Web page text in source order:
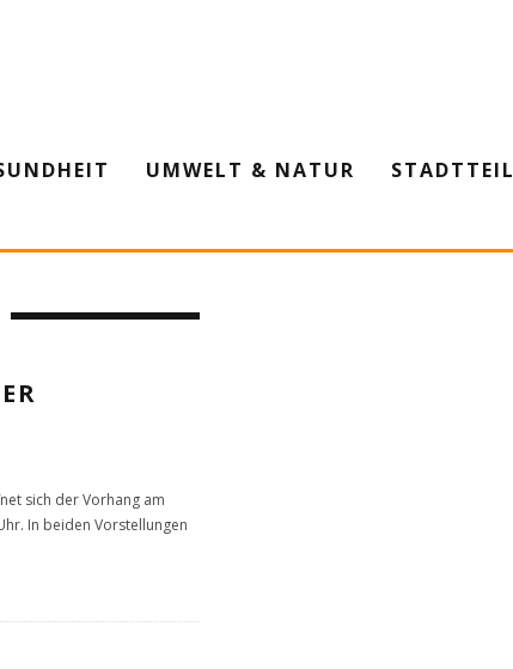
UMWELT & NATUR
STADTTEIL
sich der Vorhang am
In beiden Vorstellungen